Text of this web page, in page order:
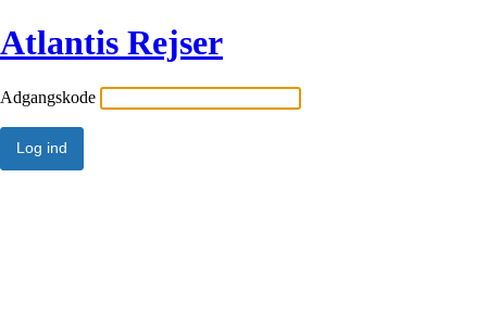
Atlantis Rejser
Adgangskode